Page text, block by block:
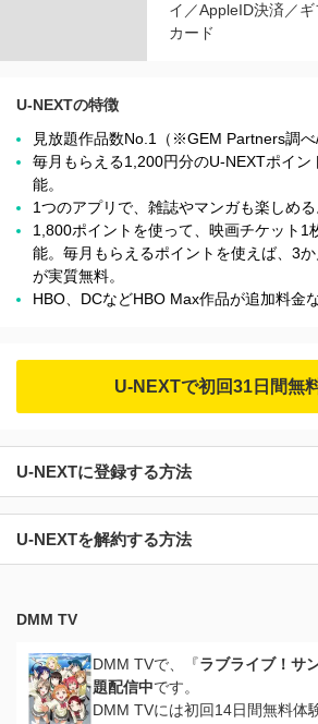
イ／AppleID決済／
カード
U-NEXTの特徴
見放題作品数No.1（※GEM Partners調べ
毎月もらえる1,200円分のU-NEXTポイン
能。
1つのアプリで、雑誌やマンガも楽しめる
1,800ポイントを使って、映画チケット1
能。毎月もらえるポイントを使えば、3
が実質無料。
HBO、DCなどHBO Max作品が追加料金
U-NEXTで初回31日間無
U-NEXTに登録する方法
U-NEXTを解約する方法
DMM TV
DMM TVで、『ラブライブ！サ
題配信中です。
DMM TVには初回14日間無料体